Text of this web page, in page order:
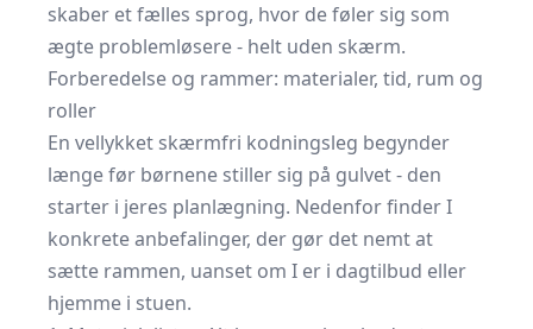
skaber et fælles sprog, hvor de føler sig som
ægte problemløsere - helt uden skærm.
Forberedelse og rammer: materialer, tid, rum og
roller
En vellykket skærmfri kodningsleg begynder
længe før børnene stiller sig på gulvet - den
starter i jeres planlægning. Nedenfor finder I
konkrete anbefalinger, der gør det nemt at
sætte rammen, uanset om I er i dagtilbud eller
hjemme i stuen.